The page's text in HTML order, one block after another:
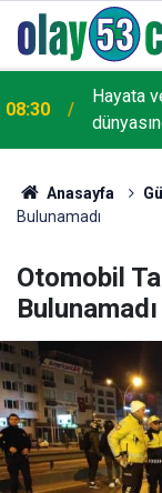
08:30
Hayata
Anasayfa
Bulunamadı
Otomobil
Bulunamadı